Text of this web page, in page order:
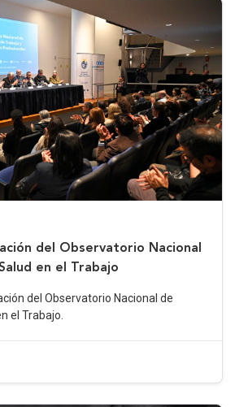
del Observatorio Nacional
en el Trabajo
del Observatorio Nacional de
el Trabajo.